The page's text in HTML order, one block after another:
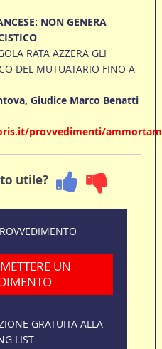
NON GENERA
RATA AZZERA GLI
DEL MUTUATARIO FINO A
Giudice Marco Benatti
provvedimenti/
utile?
UN
GRATUITA ALLA
LIST